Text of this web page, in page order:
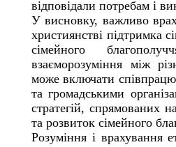
відповідали потребам і
У висновку, важливо
християнстві підтримка
сімейного
взаєморозуміння між
може включати
та громадськими
стратегій, спрямованих
та розвиток сімейного
Розуміння і врахування